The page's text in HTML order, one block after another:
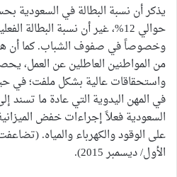
يذكر أن نسبة البطالة في السعودية
حوالي 12%، غير أن نسبة البطالة
وخصوصاً في صفوف الشباب. كما أن
من المواطنين العاطلين عن العمل،
واستحقاقات عالية بشكل ملفت؛ في
في المهن اليدوية التي عادة ما تسند
السعودية فعلاً إجراءات خفض
الأول/ ديسمبر 2015).